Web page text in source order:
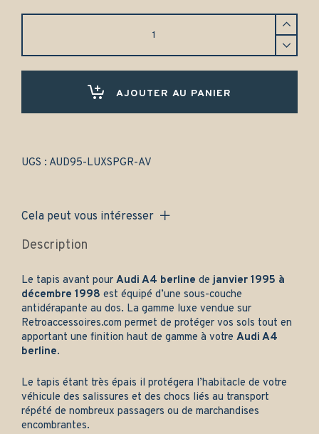
luxe
AJOUTER AU PANIER
UGS : AUD95-LUXSPGR-AV
Cela peut vous intéresser
Description
Le tapis avant pour Audi A4 berline de janvier 1995 à
décembre 1998 est équipé d’une sous-couche
antidérapante au dos. La gamme luxe vendue sur
Retroaccessoires.com permet de protéger vos sols tout en
apportant une finition haut de gamme à votre Audi A4
berline.
Le tapis étant très épais il protégera l’habitacle de votre
véhicule des salissures et des chocs liés au transport
répété de nombreux passagers ou de marchandises
encombrantes.